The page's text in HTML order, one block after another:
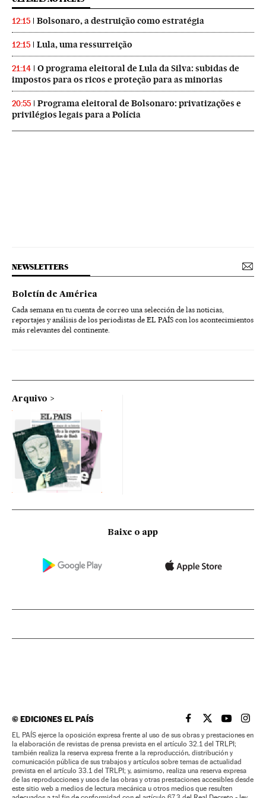
12:15 Bolsonaro, a destruição como estratégia
12:15 Lula, uma ressurreição
21:14
O programa eleitoral de Lula da Silva: subidas de
impostos para os ricos e proteção para as minorias
20:55
Programa eleitoral de Bolsonaro: privatizações e
privilégios legais para a Polícia
NEWSLETTERS
Boletín de América
Cada semana en tu cuenta de correo una selección de las noticias,
reportajes y análisis de los periodistas de EL PAÍS con los acontecimientos
más relevantes del continente.
Arquivo
Baixe o app
©EDICIONES EL PAÍS EL PAÍS BRASIL EN
EL PAÍSEL PAÍS
EL
EL PAÍS ejerce la oposición expresa frente al uso de sus obras y prestaciones en
la elaboración de revistas de prensa prevista en el artículo 32.1 del TRLPI;
también realiza la reserva expresa frente a la reproducción, distribución y
comunicación pública de sus trabajos y artículos sobre temas de actualidad
prevista en el artículo 33.1 del TRLPI; y, asimismo, realiza una reserva expresa
de las reproducciones y usos de las obras y otras prestaciones accesibles desde
este sitio web a medios de lectura mecánica u otros medios que resulten